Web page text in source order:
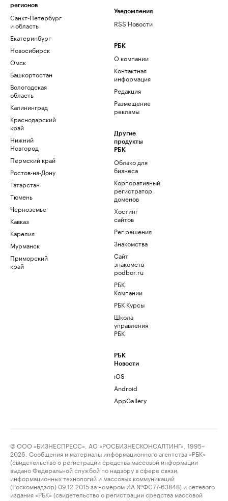
регионов
Санкт-Петербург
и область
Екатеринбург
Новосибирск
Омск
Башкортостан
Вологодская
область
Калининград
Краснодарский
край
Нижний
Новгород
Пермский край
Ростов-на-Дону
Татарстан
Тюмень
Черноземье
Кавказ
Карелия
Мурманск
Приморский
край
Уведомления
RSS Новости
РБК
О компании
Контактная
информация
Редакция
Размещение
рекламы
Другие
продукты
РБК
Облако для
бизнеса
Корпоративный
регистратор
доменов
Хостинг
сайтов
Рег.решения
Знакомства
Сайт
знакомств
podbor.ru
РБК
Компании
РБК Курсы
Школа
управления
РБК
РБК
Новости
iOS
Android
AppGallery
© ООО «БИЗНЕСПРЕСС», АО «РОСБИЗНЕСКОНСАЛТИНГ», 1995–
2026. Сообщения и материалы информационного агентства «РБК»
(свидетельство о регистрации средства массовой информации
выдано Федеральной службой по надзору в сфере связи,
информационных технологий и массовых коммуникаций
(Роскомнадзор) 09.12.2015 за номером ИА №ФС77-63848) и сетевого
издания «РБК» (свидетельство о регистрации средства массовой